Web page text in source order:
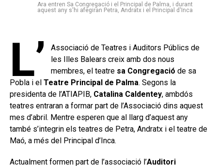
Ara entren Sa Congregació i el Principal de Palma, i durant
aquest any s'hi afegiran Petra, Andratx i el Principal d'Inca
L’
Associació de Teatres i Auditors Públics de
les Illes Balears creix amb dos nous
membres, el teatre sa Congregació de sa
Pobla i el Teatre Principal de Palma. Segons la
presidenta de l’ATIAPIB, Catalina Caldentey, ambdós
teatres entraran a formar part de l’Associació dins aquest
mes d’abril. Mentre esperen que al llarg d’aquest any
també s’integrin els teatres de Petra, Andratx i el teatre de
Maó, a més del Principal d’Inca.
Actualment formen part de l’associació l’Auditori